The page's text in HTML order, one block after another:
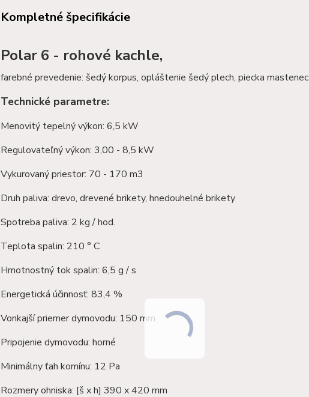
Kompletné špecifikácie
Polar 6 - rohové kachle,
farebné prevedenie: šedý korpus, opláštenie šedý plech, piecka
Technické parametre:
Menovitý tepelný výkon: 6,5 kW
Regulovateľný výkon: 3,00 - 8,5 kW
Vykurovaný priestor: 70 - 170 m3
Druh paliva: drevo, drevené brikety, hnedouhelné brikety
Spotreba paliva: 2 kg / hod.
Teplota spalin: 210 ° C
Hmotnostný tok spalin: 6,5 g / s
Energetická účinnosť: 83,4 %
Vonkajší priemer dymovodu: 150 mm
Pripojenie dymovodu: horné
Minimálny ťah komínu: 12 Pa
Rozmery ohniska: [š x h] 390 x 420 mm